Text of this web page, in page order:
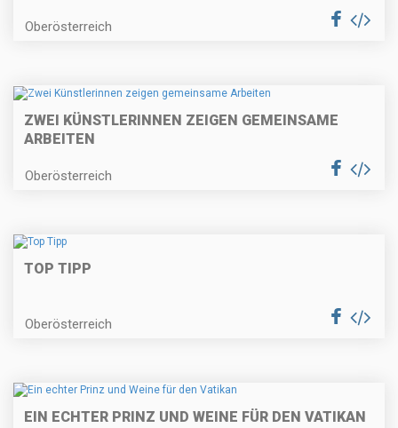
Oberösterreich
ZWEI KÜNSTLERINNEN ZEIGEN GEMEINSAME
ARBEITEN
Oberösterreich
TOP TIPP
Oberösterreich
EIN ECHTER PRINZ UND WEINE FÜR DEN VATIKAN